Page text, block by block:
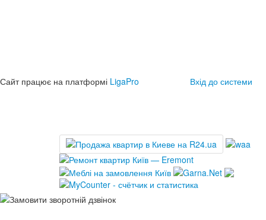
Сайт працює на платформі LigaPro Вхід до системи